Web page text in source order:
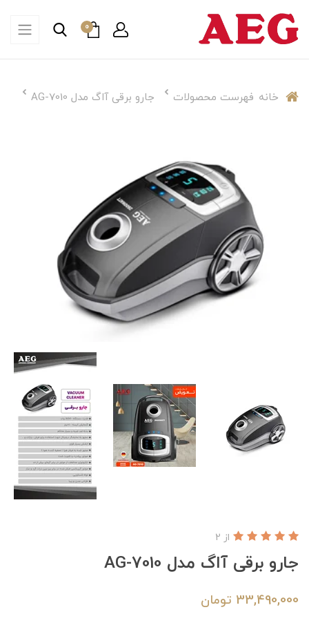
0
خانه فهرست محصولات جارو برقی آاگ مدل AG-7010
جارو برقی آاگ مدل AG-7010
از 2
33,490,000 تومان